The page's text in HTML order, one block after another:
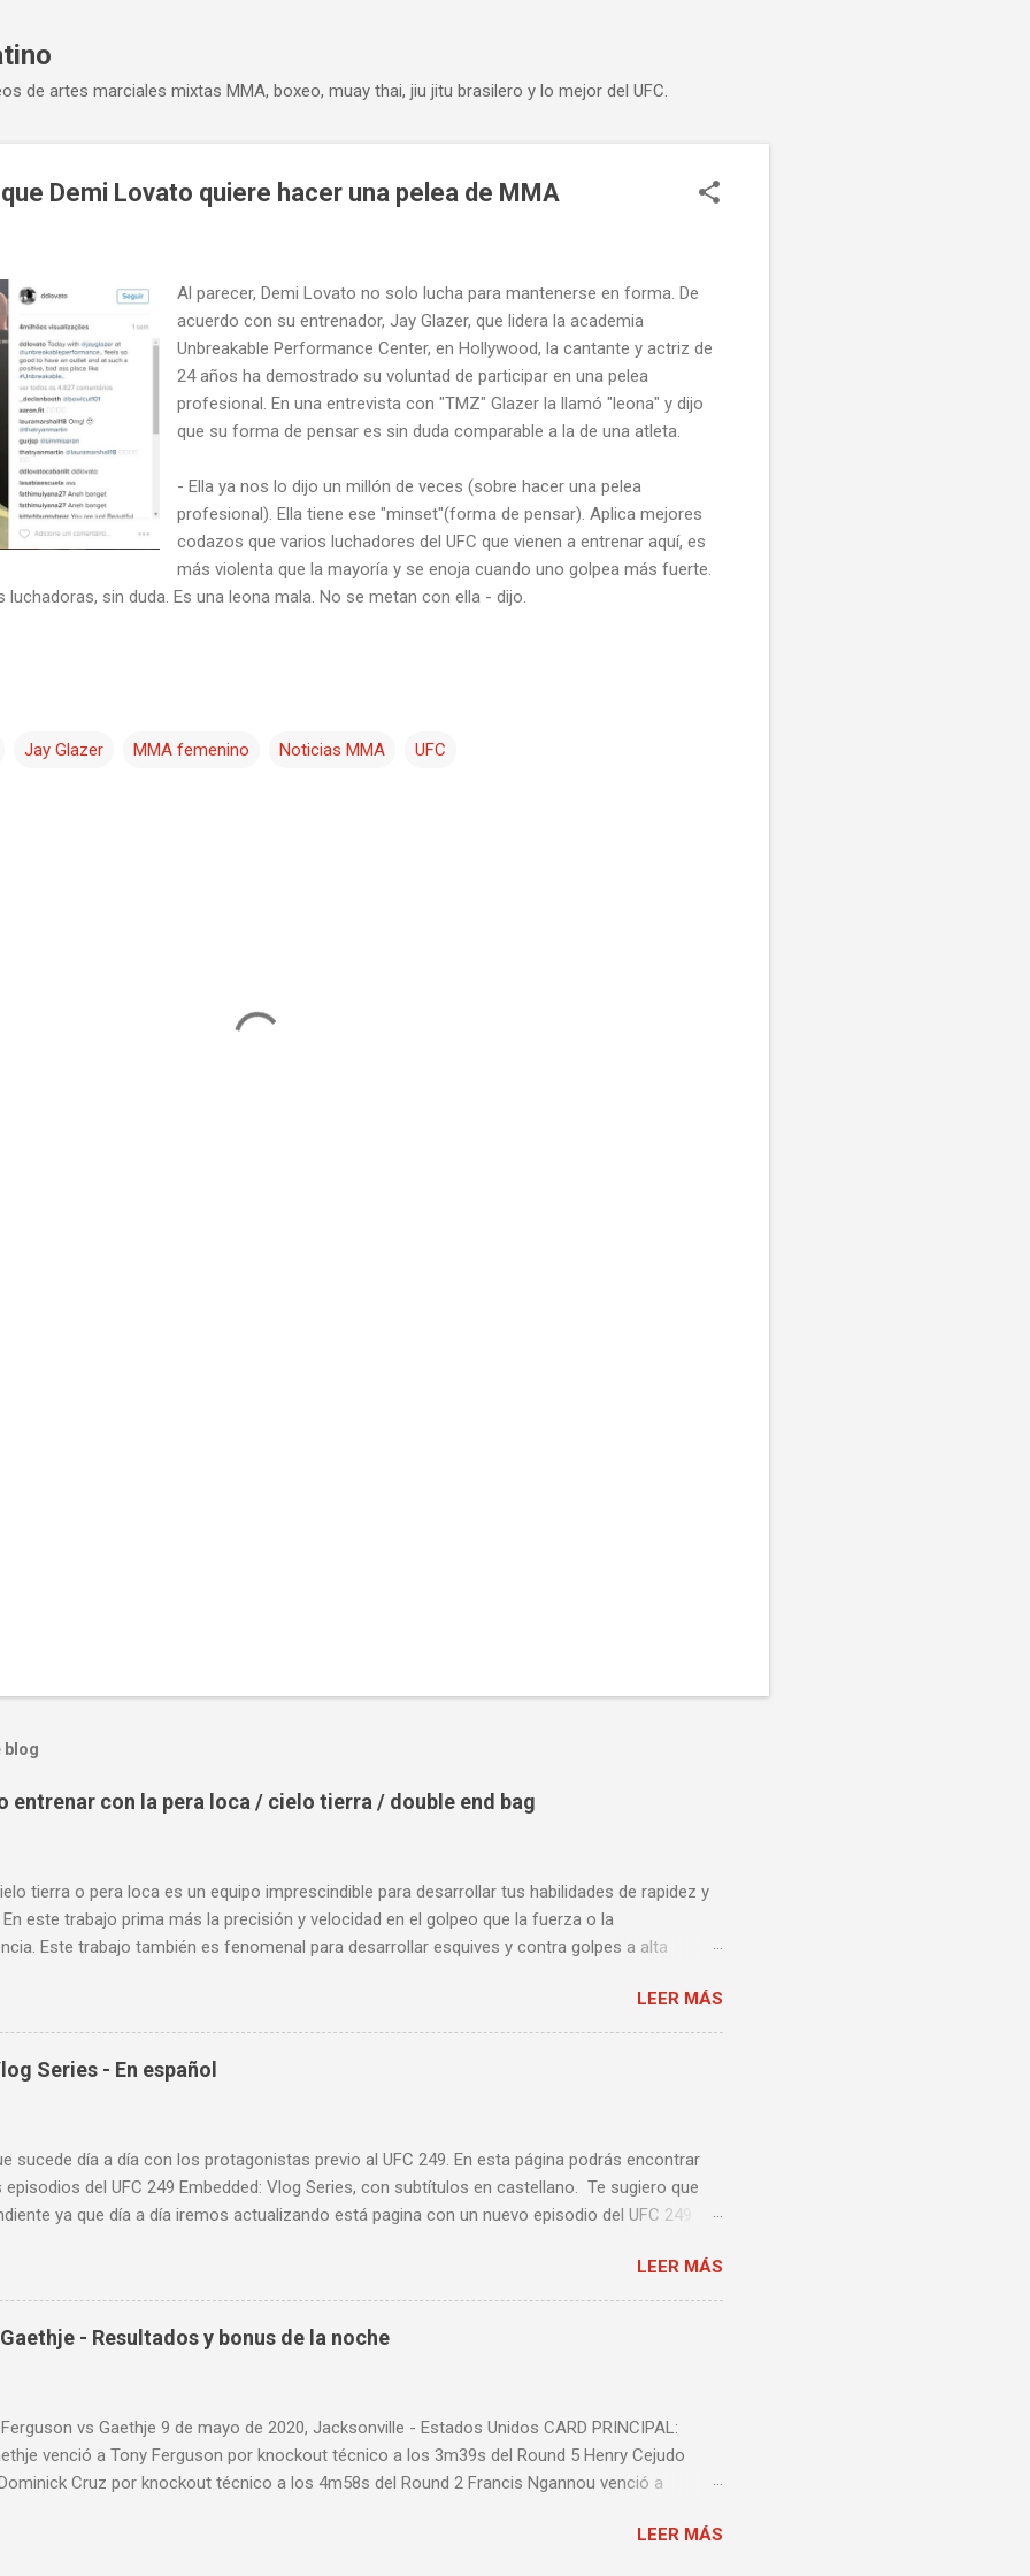
de artes marciales mixtas MMA, boxeo, muay thai, jiu jitu brasilero y lo mejor del UFC.
Demi Lovato quiere hacer una pelea de MMA
Al parecer, Demi Lovato no solo lucha para mantenerse en forma. De
acuerdo con su entrenador, Jay Glazer, que lidera la academia
Unbreakable Performance Center, en Hollywood, la cantante y actriz de
24 años ha demostrado su voluntad de participar en una pelea
profesional. En una entrevista con "TMZ" Glazer la llamó "leona" y dijo
que su forma de pensar es sin duda comparable a la de una atleta.
- Ella ya nos lo dijo un millón de veces (sobre hacer una pelea
profesional). Ella tiene ese "minset"(forma de pensar). Aplica mejores
codazos que varios luchadores del UFC que vienen a entrenar aquí, es
más violenta que la mayoría y se enoja cuando uno golpea más fuerte.
sin duda. Es una leona mala. No se metan con ella - dijo.
Jay Glazer MMA femenino Noticias MMA UFC
blog
entrenar con la pera loca / cielo tierra / double end bag
tierra o pera loca es un equipo imprescindible para desarrollar tus habilidades de rapidez y
este trabajo prima más la precisión y velocidad en el golpeo que la fuerza o la
Este trabajo también es fenomenal para desarrollar esquives y contra golpes a alta
velocidad de tus desplazamientos o tu juego de pies. A continuación te enseñamos algunos
puedes aprender a golpear la pera cielo tierra o pera loca. En esta lista de videos podrás
tipos de entrenamiento con la pera loca:
LEER MÁS
Series - En español
sucede día a día con los protagonistas previo al UFC 249. En esta página podrás encontrar
del UFC 249 Embedded: Vlog Series, con subtítulos en castellano. Te sugiero que
ya que día a día iremos actualizando está pagina con un nuevo episodio del UFC 249
LEER MÁS
- Resultados y bonus de la noche
vs Gaethje 9 de mayo de 2020, Jacksonville - Estados Unidos CARD PRINCIPAL:
venció a Tony Ferguson por knockout técnico a los 3m39s del Round 5 Henry Cejudo
Cruz por knockout técnico a los 4m58s del Round 2 Francis Ngannou venció a
a los 2m42s del Round 2 Greg Hardy venció a Yorgan de Castro por decisión unânime (triple
LEER MÁS